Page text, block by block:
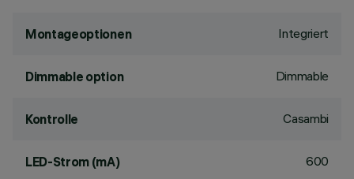
Montageoptionen Integriert
Dimmable option Dimmable
Kontrolle Casambi
LED-Strom (mA) 600